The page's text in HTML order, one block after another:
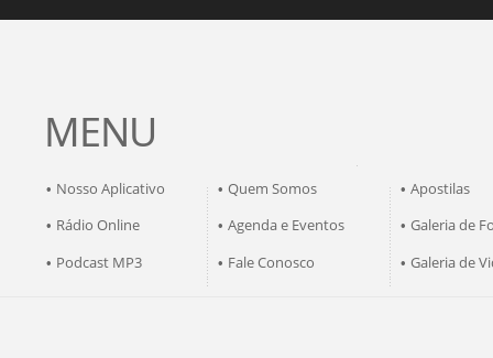
MENU
• Nosso Aplicativo • Quem Somos • Apostilas
• Rádio Online • Agenda e Eventos • Galeria de
• Podcast MP3 • Fale Conosco • Galeria de